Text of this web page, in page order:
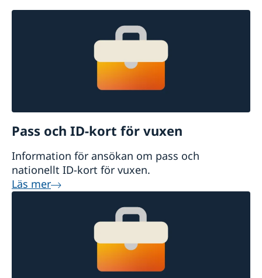
Pass och ID-kort för vuxen
Information för ansökan om pass och
nationellt ID-kort för vuxen.
Läs mer